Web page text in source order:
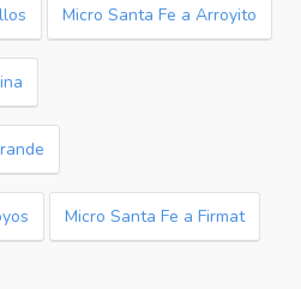
Micro Santa Fe a Arroyito
Micro Santa Fe a Firmat